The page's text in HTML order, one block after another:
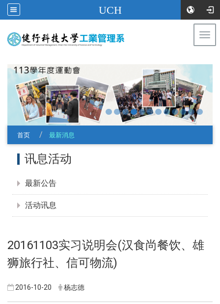
UCH
首页 最新消息
讯息活动
最新公告
活动讯息
20161103实习说明会(汉食尚餐饮、雄
狮旅行社、信可物流)
2016-10-20 杨志德